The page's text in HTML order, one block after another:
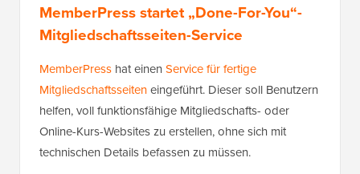
MemberPress startet „Done-For-You“-
Mitgliedschaftsseiten-Service
MemberPress hat einen Service für fertige
Mitgliedschaftsseiteneingeführt. Dieser soll Benutzern
helfen, voll funktionsfähige Mitgliedschafts- oder
Online-Kurs-Websites zu erstellen, ohne sich mit
technischen Details befassen zu müssen.